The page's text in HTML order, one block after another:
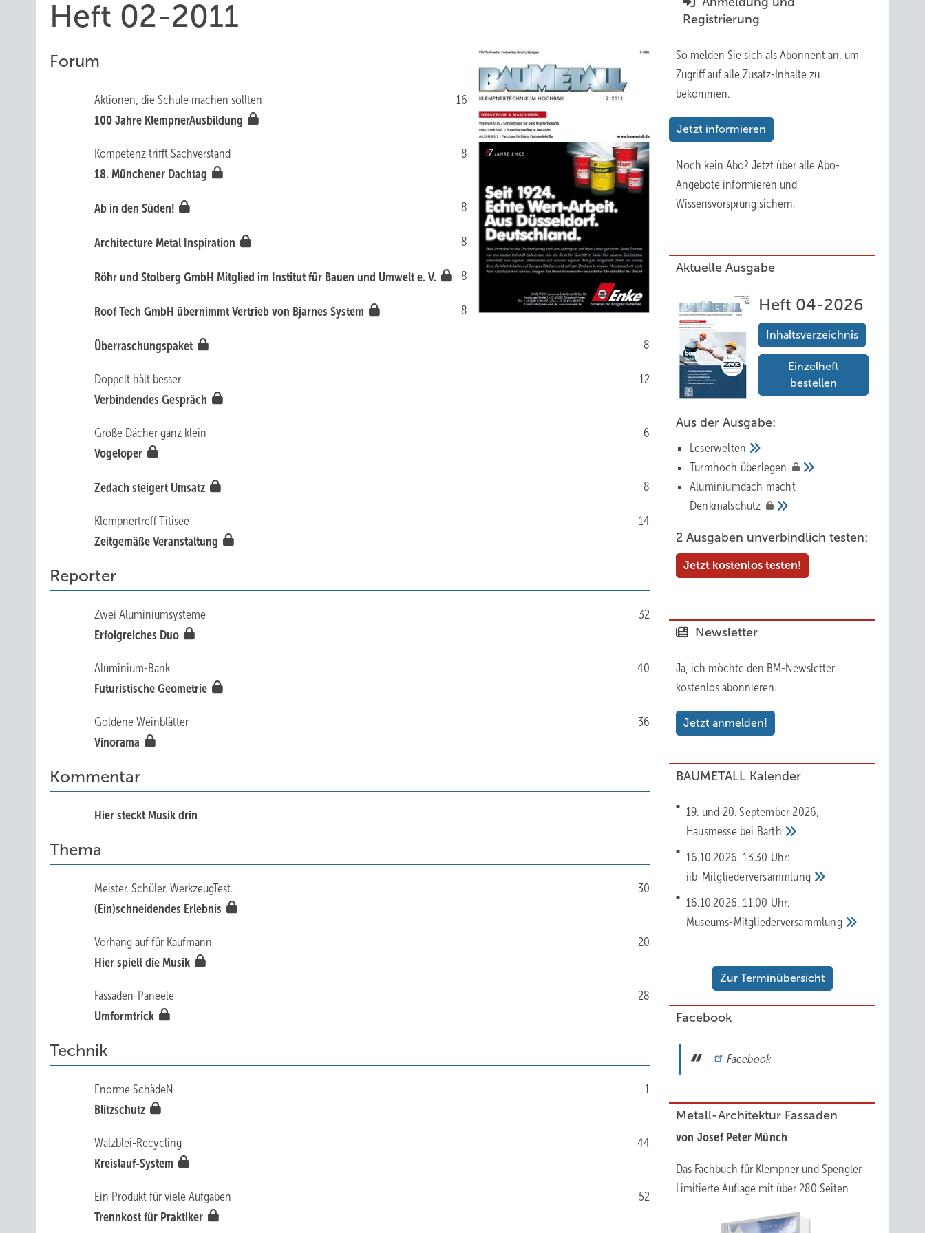
Heft 02-2011
Forum
16
Aktionen, die Schule machen sollten
100 Jahre KlempnerAusbildung
8
Kompetenz trifft Sachverstand
18. Münchener Dachtag
8
Ab in den Süden!
8
Architecture Metal Inspiration
8
Röhr und Stolberg GmbH Mitglied im Institut für Bauen und Umwelt e. V.
8
Roof Tech GmbH übernimmt Vertrieb von Bjarnes System
8
Überraschungspaket
12
Doppelt hält besser
Verbindendes Gespräch
6
Große Dächer ganz klein
Vogeloper
8
Zedach steigert Umsatz
14
Klempnertreff Titisee
Zeitgemäße ­Veranstaltung
Reporter
32
Zwei Aluminiumsysteme
Erfolgreiches Duo
40
Aluminium-Bank
Futuristische Geometrie
36
Goldene Weinblätter
Vinorama
Kommentar
Hier steckt Musik drin
Thema
30
Meister. Schüler. WerkzeugTest.
(Ein)schneidendes Erlebnis
20
Vorhang auf für Kaufmann
Hier spielt die Musik
28
Fassaden-Paneele
Umformtrick
Technik
1
Enorme SchädeN
Blitzschutz
44
Walzblei-Recycling
Kreislauf-System
52
Ein Produkt für viele Aufgaben
Trennkost für Praktiker
Registrierung
So melden Sie sich als Abonnent an, um
Zugriff auf alle Zusatz-Inhalte zu
bekommen.
Jetzt informieren
Noch kein Abo? Jetzt über alle Abo-
Angebote informieren und
Wissensvorsprung sichern.
Aktuelle Ausgabe
Heft 04-2026
Inhaltsverzeichnis
Einzelheft
bestellen
Aus der Ausgabe:
Leserwelten
Tur mhoch überlegen
Aluminiumdach macht
Denkmalschutz
2 Ausgaben unverbindlich testen:
Jetzt kostenlos testen!
Newsletter
Ja, ich möchte den BM-Newsletter
kostenlos abonnieren.
Jetzt anmelden!
BAUMETALL Kalender
19. und 20. September 2026,
Hausmesse bei Barth
16.10.2026, 13.30 Uhr:
iib-Mitgliederversammlung
16.10.2026, 11.00 Uhr:
Museums-Mitgliederversammlung
Zur Terminübersicht
Facebook
Facebook
Metall-Architektur Fassaden
von Josef Peter Münch
Das Fachbuch für Klempner und Spengler
Limitierte Auflage mit über 280 Seiten